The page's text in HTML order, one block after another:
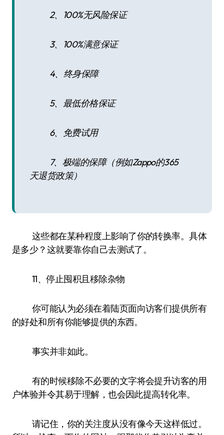
2、100%无风险保证
3、100%满意保证
4、终身保障
5、最低价格保证
6、免费试用
7、极端的保障（例如Zappo的365
天退货政策）
这些都在某种程度上影响了你的转换率。具体
是多少？这就要靠你自己去测试了。
11、停止囤积且移除杂物
你可能认为必须在着陆页面向访客们提供所有
的好处和所有你能够提供的东西。
事实并非如此。
有的时候移除不必要的文字将会提升访客的用
户体验并令其易于理解，也会因此提高转化率。
请记住，你的关注度从没有像今天这样低过。